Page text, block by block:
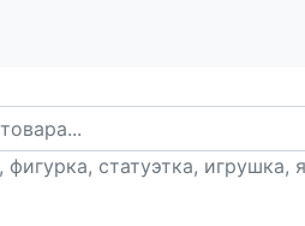
фигурка, статуэтка, игрушка,